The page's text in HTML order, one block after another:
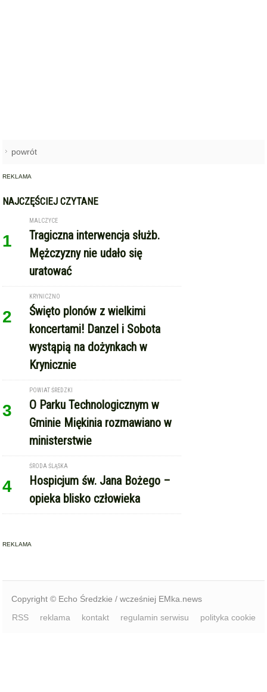
powrót
REKLAMA
NAJCZĘŚCIEJ CZYTANE
1
MALCZYCE
Tragiczna interwencja służb.
Mężczyzny nie udało się
uratować
2
KRYNICZNO
Święto plonów z wielkimi
koncertami! Danzel i Sobota
wystąpią na dożynkach w
Krynicznie
3
POWIAT ŚREDZKI
O Parku Technologicznym w
Gminie Miękinia rozmawiano w
ministerstwie
4
ŚRODA ŚLĄSKA
Hospicjum św. Jana Bożego –
opieka blisko człowieka
REKLAMA
Copyright © Echo Średzkie / wcześniej EMka.news
RSS
reklama kontakt regulamin serwisu polityka cookie